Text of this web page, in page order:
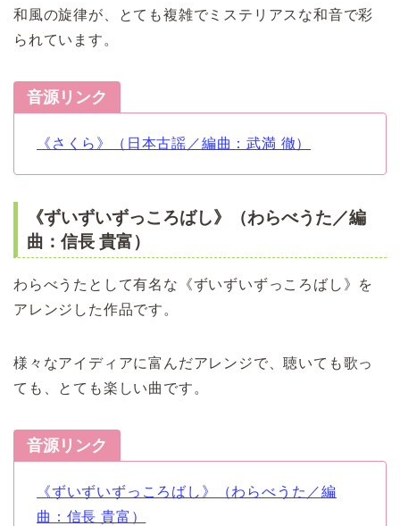
和風の旋律が、とても複雑でミステリアスな和音で彩
られています。
音源リンク
《さくら》（日本古謡／編曲：武満 徹）
《ずいずいずっころばし》（わらべうた／編
曲：信長 貴富）
わらべうたとして有名な《ずいずいずっころばし》を
アレンジした作品です。
様々なアイディアに富んだアレンジで、聴いても歌っ
ても、とても楽しい曲です。
音源リンク
《ずいずいずっころばし》（わらべうた／編
曲：信長 貴富）